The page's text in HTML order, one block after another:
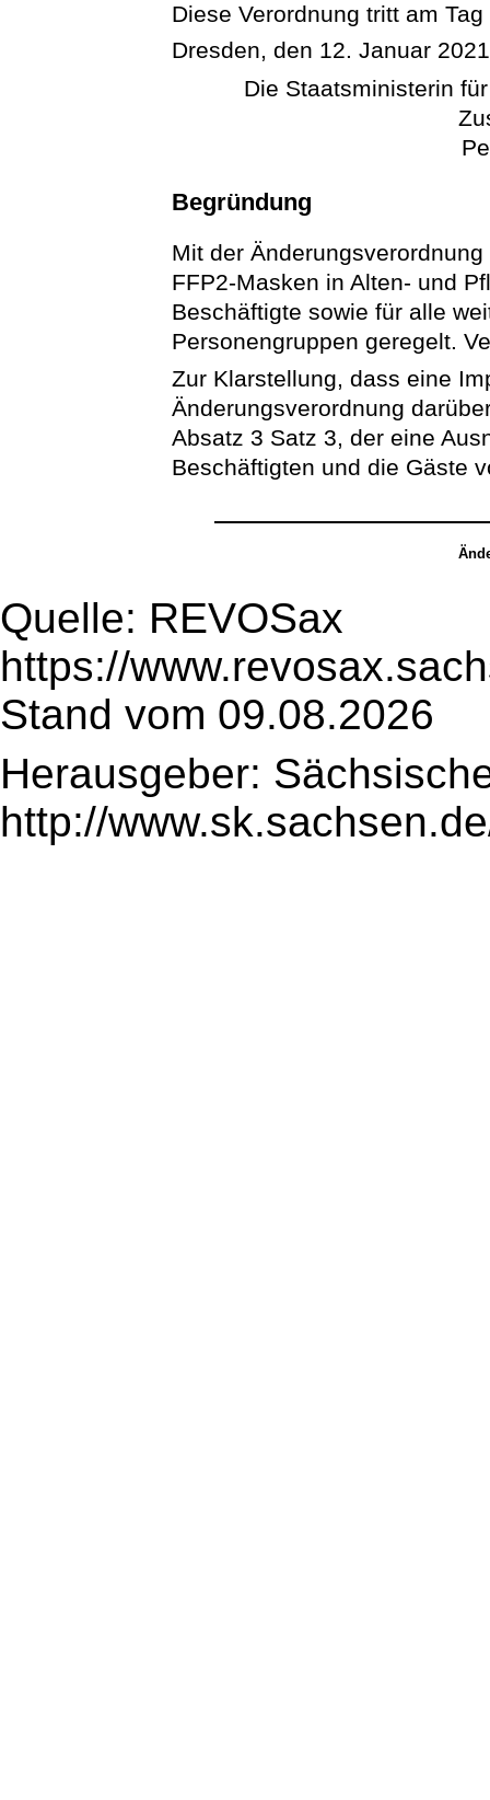
Diese Verordnung tritt am
Dresden, den 12. Januar 2021
Die Staatsministerin
Begründung
Mit der
FFP2-Masken in Alten- und
Beschäftigte sowie für alle
Personengruppen geregelt.
Zur Klarstellung, dass eine
Änderungsverordnung
Absatz 3 Satz 3, der eine
Beschäftigten und die Gäste
Quelle: REVOSax
https://
Stand vom 09.08.2026
Herausgeber:
http://